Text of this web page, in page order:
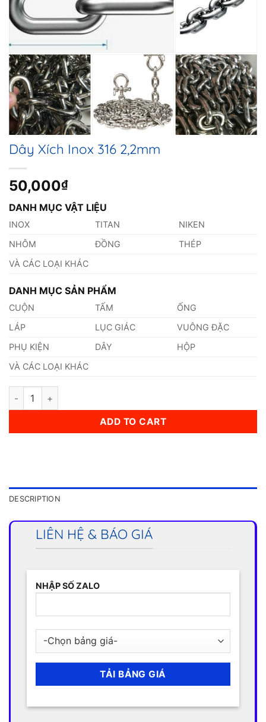
Dây Xích Inox 316 2,2mm
50,000₫
DANH MỤC VẬT LIỆU
INOX TITAN
NIKEN
NHÔM
ĐỒNG
THÉP
VÀ CÁC LOẠI KHÁC
DANH MỤC SẢN PHẨM
CUỘN TẤM
ỐNG
LÁP
LỤC GIÁC
VUÔNG ĐẶC
PHỤ KIỆN
DÂY
HỘP
VÀ CÁC LOẠI KHÁC
Dây Xích Inox 316 2,2mm quantity
ADD TO CART
DESCRIPTION
LIÊN HỆ & BÁO GIÁ
NHẬP SỐ ZALO